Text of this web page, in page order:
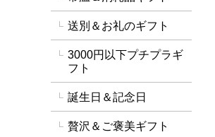
送別＆お礼のギフト
3000円以下プチプラギ
フト
誕生日＆記念日
贅沢＆ご褒美ギフト